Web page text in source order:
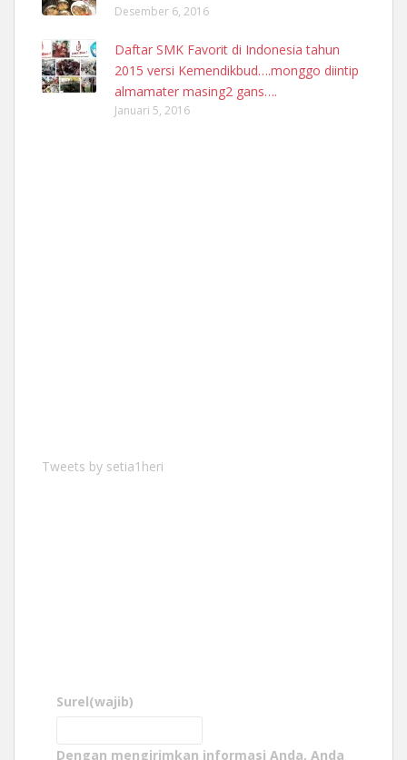
Desember 6, 2016
Daftar SMK Favorit di Indonesia tahun
2015 versi Kemendikbud….monggo diintip
almamater masing2 gans….
Januari 5, 2016
Tweets by setia1heri
Surel(wajib)
Dengan mengirimkan informasi Anda, Anda